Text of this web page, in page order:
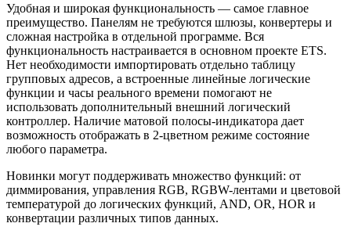
Удобная и широкая функциональность — самое главное
преимущество. Панелям не требуются шлюзы, конвертеры и
сложная настройка в отдельной программе. Вся
функциональность настраивается в основном проекте ETS.
Нет необходимости импортировать отдельно таблицу
групповых адресов, а встроенные линейные логические
функции и часы реального времени помогают не
использовать дополнительный внешний логический
контроллер. Наличие матовой полосы-индикатора дает
возможность отображать в 2-цветном режиме состояние
любого параметра.
Новинки могут поддерживать множество функций: от
диммирования, управления RGB, RGBW-лентами и цветовой
температурой до логических функций, AND, OR, HOR и
конвертации различных типов данных.